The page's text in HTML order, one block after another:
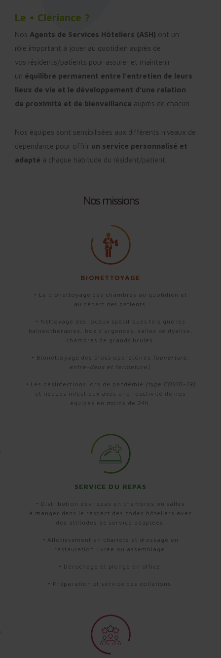
Le + Clériance ?
Nos Agents de Services Hôteliers (ASH) ont un
rôle important à jouer au quotidien auprès de
vos résidents/patients pour assurer et maintenir
un équilibre permanent entre l’entretien de leurs
lieux de vie et le développement d’une relation
de proximité et de bienveillance auprès de chacun.
Nos équipes sont sensibilisées aux différents niveaux de
dépendance pour offrir un service personnalisé et
adapté à chaque habitude du résident/patient.
Nos missions
BIONETTOYAGE
• Le bionettoyage des chambres au quotidien et
au départ des patients.
• Nettoyage des locaux spécifiques tels que les
balnéothérapies, box d’urgences, salles de dyalise,
chambres de grands brulés.
• Bionettoyage des blocs opératoires (ouverture,
entre-deux et fermeture).
• Les désinfections lors de pandémie (type COVID- 19)
et risques infectieux avec une réactivité de nos
équipes en moins de 24h.
SERVICE DU REPAS​
• Distribution des repas en chambres ou salles
à manger dans le respect des codes hôteliers avec
des attitudes de service adaptées.
• ​ Allotissement en chariots et dressage en
restauration livrée ou assemblage.
• ​ Dérochage et plonge en office.
• ​ Préparation et service des collations.